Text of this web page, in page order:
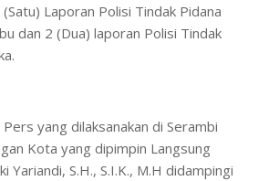
Laporan Polisi Tindak Pidana
dan 2 (Dua) laporan Polisi Tindak
yang dilaksanakan di Serambi
Kota yang dipimpin Langsung
Yariandi, S.H., S.I.K., M.H didampingi